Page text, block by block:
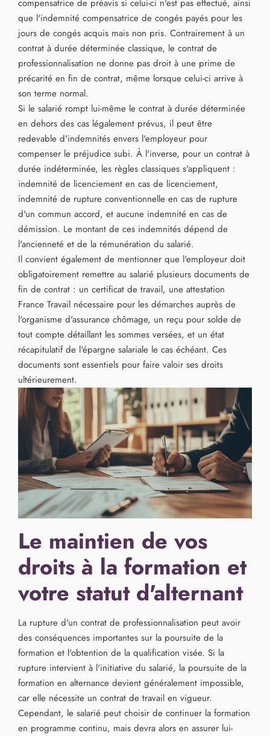
compensatrice de préavis si celui-ci n'est pas effectué, ainsi
que l'indemnité compensatrice de congés payés pour les
jours de congés acquis mais non pris. Contrairement à un
contrat à durée déterminée classique, le contrat de
professionnalisation ne donne pas droit à une prime de
précarité en fin de contrat, même lorsque celui-ci arrive à
son terme normal.
Si le salarié rompt lui-même le contrat à durée déterminée
en dehors des cas légalement prévus, il peut être
redevable d'indemnités envers l'employeur pour
compenser le préjudice subi. À l'inverse, pour un contrat à
durée indéterminée, les règles classiques s'appliquent :
indemnité de licenciement en cas de licenciement,
indemnité de rupture conventionnelle en cas de rupture
d'un commun accord, et aucune indemnité en cas de
démission. Le montant de ces indemnités dépend de
l'ancienneté et de la rémunération du salarié.
Il convient également de mentionner que l'employeur doit
obligatoirement remettre au salarié plusieurs documents de
fin de contrat : un certificat de travail, une attestation
France Travail nécessaire pour les démarches auprès de
l'organisme d'assurance chômage, un reçu pour solde de
tout compte détaillant les sommes versées, et un état
récapitulatif de l'épargne salariale le cas échéant. Ces
documents sont essentiels pour faire valoir ses droits
ultérieurement.
Le maintien de vos
droits à la formation et
votre statut d'alternant
La rupture d'un contrat de professionnalisation peut avoir
des conséquences importantes sur la poursuite de la
formation et l'obtention de la qualification visée. Si la
rupture intervient à l'initiative du salarié, la poursuite de la
formation en alternance devient généralement impossible,
car elle nécessite un contrat de travail en vigueur.
Cependant, le salarié peut choisir de continuer la formation
en programme continu, mais devra alors en assurer lui-